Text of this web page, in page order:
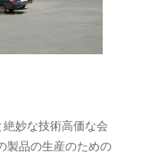
妙な技術高価な会
製品の生産のための